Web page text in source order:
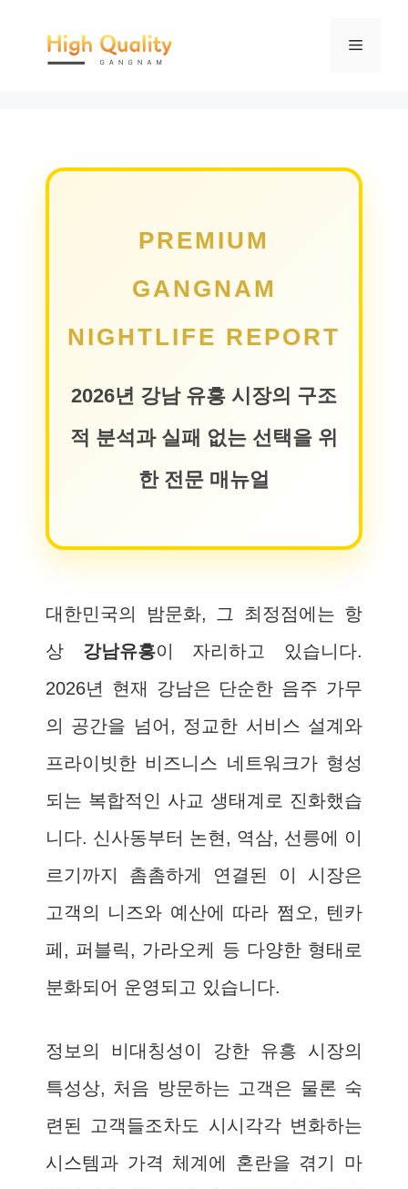
메
PREMIUM
GANGNAM
NIGHTLIFE REPORT
2026년 강남 유흥 시장의 구조
적 분석과 실패 없는 선택을 위
한 전문 매뉴얼
대한민국의 밤문화, 그 최정점에는 항
상 강남유흥이 자리하고 있습니다.
2026년 현재 강남은 단순한 음주 가무
의 공간을 넘어, 정교한 서비스 설계와
프라이빗한 비즈니스 네트워크가 형성
되는 복합적인 사교 생태계로 진화했습
니다. 신사동부터 논현, 역삼, 선릉에 이
르기까지 촘촘하게 연결된 이 시장은
고객의 니즈와 예산에 따라 쩜오, 텐카
페, 퍼블릭, 가라오케 등 다양한 형태로
분화되어 운영되고 있습니다.
정보의 비대칭성이 강한 유흥 시장의
특성상, 처음 방문하는 고객은 물론 숙
련된 고객들조차도 시시각각 변화하는
시스템과 가격 체계에 혼란을 겪기 마